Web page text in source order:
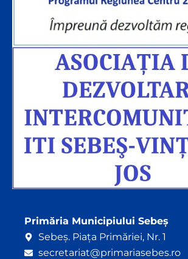
Primăria Municipiului Sebeș
Sebeș. Piața Primăriei, Nr. 1
secretariat@primariasebes.ro